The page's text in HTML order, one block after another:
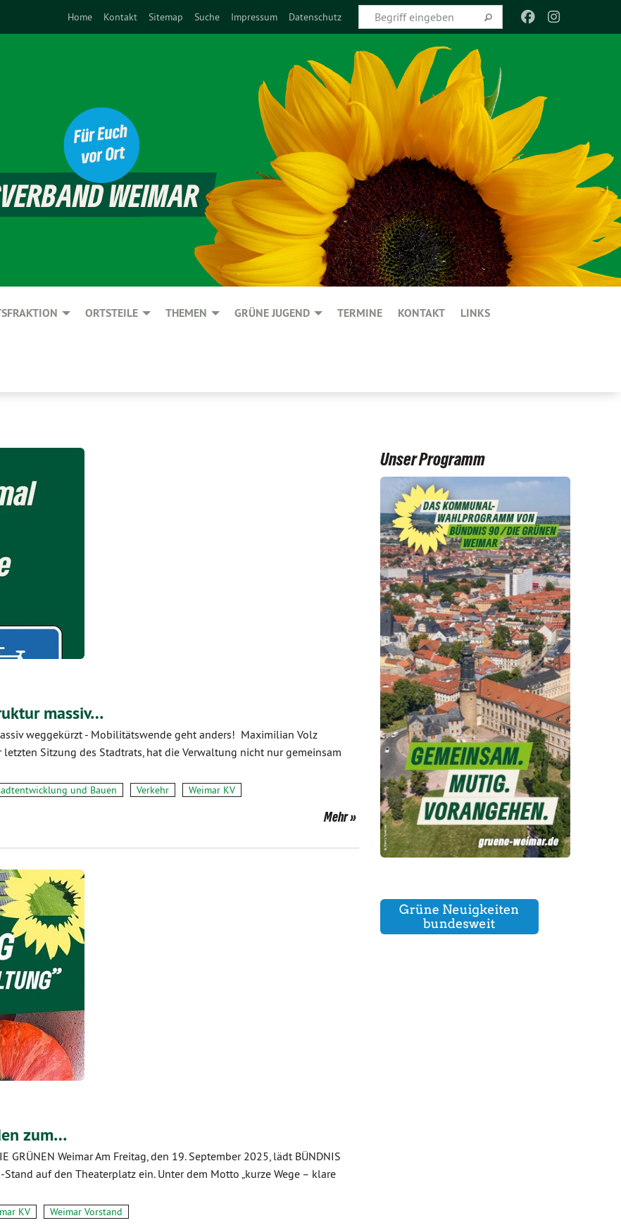
Home Kontakt Sitemap Suche Impressum Datenschutz
ORTSTEILE THEMEN GRÜNE JUGEND TERMINE KONTAKT LINKS
massiv…
weggekürzt - Mobilitätswende geht anders! Maximilian Volz
letzten Sitzung des Stadtrats, hat die Verwaltung nicht nur gemeinsam
und Bauen Verkehr Weimar KV
Mehr
zum…
GRÜNEN Weimar Am Freitag, den 19. September 2025, lädt BÜNDNIS
auf den Theaterplatz ein. Unter dem Motto „kurze Wege – klare
KV Weimar Vorstand
Unser Programm